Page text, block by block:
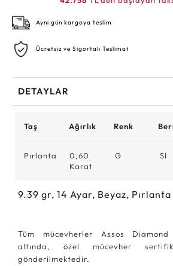
Aynı gün kargoya teslim
Ücretsiz ve Sigortalı Teslimat
DETAYLAR
Taş Ağırlık Renk
Pırlanta
0,60
Karat
G SI
9.39 gr, 14 Ayar, Beyaz, Pırlanta
Tüm mücevherler Assos
altında, özel mücevher
gönderilmektedir.